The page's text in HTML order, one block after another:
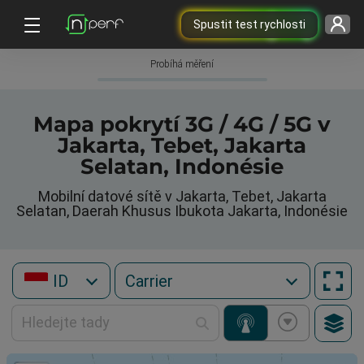
Spustit test rychlosti
Probíhá měření
Mapa pokrytí 3G / 4G / 5G v
Jakarta, Tebet, Jakarta
Selatan, Indonésie
Mobilní datové sítě v Jakarta, Tebet, Jakarta
Selatan, Daerah Khusus Ibukota Jakarta, Indonésie
ID